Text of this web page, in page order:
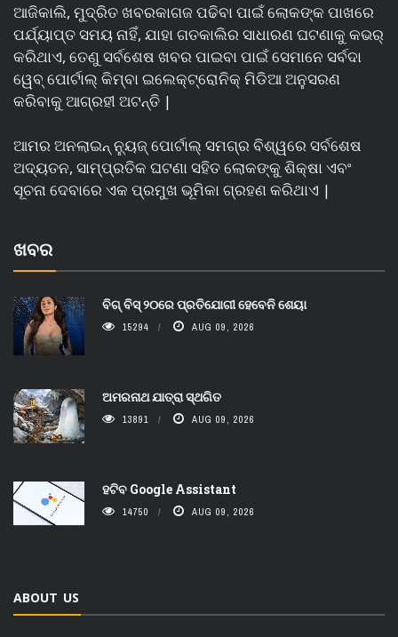
ଆଜିକାଲି, ମୁଦ୍ରିତ ଖବରକାଗଜ ପଢିବା ପାଇଁ ଲୋକଙ୍କ ପାଖରେ
ପର୍ଯ୍ୟାପ୍ତ ସମୟ ନାହିଁ, ଯାହା ଗତକାଲିର ସାଧାରଣ ଘଟଣାକୁ କଭର୍
କରିଥାଏ, ତେଣୁ ସର୍ବଶେଷ ଖବର ପାଇବା ପାଇଁ ସେମାନେ ସର୍ବଦା
ୱେବ୍ ପୋର୍ଟାଲ୍ କିମ୍ବା ଇଲେକ୍ଟ୍ରୋନିକ୍ ମିଡିଆ ଅନୁସରଣ
କରିବାକୁ ଆଗ୍ରହୀ ଅଟନ୍ତି |
ଆମର ଅନଲାଇନ୍ ନ୍ୟୁଜ୍ ପୋର୍ଟାଲ୍ ସମଗ୍ର ବିଶ୍ୱରେ ସର୍ବଶେଷ
ଅଦ୍ୟତନ, ସାମ୍ପ୍ରତିକ ଘଟଣା ସହିତ ଲୋକଙ୍କୁ ଶିକ୍ଷା ଏବଂ
ସୂଚନା ଦେବାରେ ଏକ ପ୍ରମୁଖ ଭୂମିକା ଗ୍ରହଣ କରିଥାଏ |
ଖବର
ବିଗ୍ ବିସ୍ ୨୦ରେ ପ୍ରତିଯୋଗୀ ହେବେନି ଶେୟା
15294 AUG 09, 2026
ଅମରନାଥ ଯାତ୍ରା ସ୍ଥଗିତ
13891 AUG 09, 2026
ହଟିବ Google Assistant
14750 AUG 09, 2026
ABOUT US